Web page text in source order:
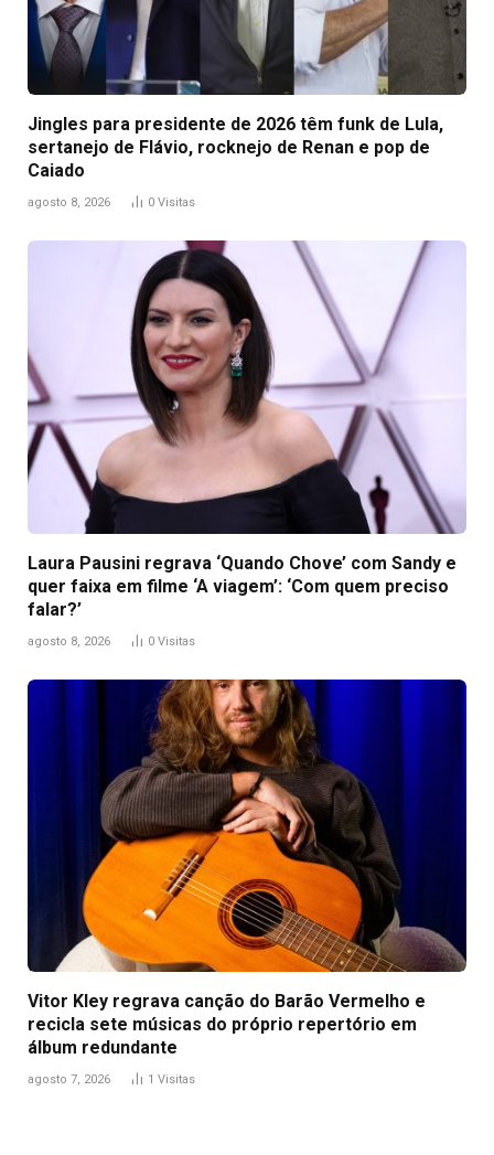
Jingles para presidente de 2026 têm funk de Lula,
sertanejo de Flávio, rocknejo de Renan e pop de
Caiado
agosto 8, 2026 0 Visitas
Laura Pausini regrava ‘Quando Chove’ com Sandy e
quer faixa em filme ‘A viagem’: ‘Com quem preciso
falar?’
agosto 8, 2026 0 Visitas
Vitor Kley regrava canção do Barão Vermelho e
recicla sete músicas do próprio repertório em
álbum redundante
agosto 7, 2026 1 Visitas